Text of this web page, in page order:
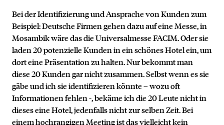
Bei der Identifizierung und Ansprache von Kunden zum
Beispiel: Deutsche Firmen gehen dazu auf eine Messe, in
Mosambik wäre das die Universalmesse FACIM. Oder sie
laden 20 potenzielle Kunden in ein schönes Hotel ein, um
dort eine Präsentation zu halten. Nur bekommt man
diese 20 Kunden gar nicht zusammen. Selbst wenn es sie
gäbe und ich sie identifizieren könnte – wozu oft
Informationen fehlen -, bekäme ich die 20 Leute nicht in
dieses eine Hotel, jedenfalls nicht zur selben Zeit. Bei
einem hochrangigen Meeting ist das vielleicht kein